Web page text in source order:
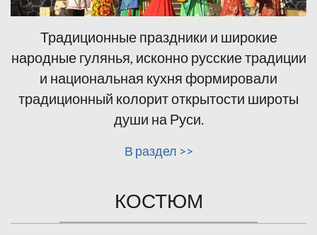
Традиционные праздники и широкие
народные гулянья, исконно русские традиции
и национальная кухня формировали
традиционный колорит открытости широты
души на Руси.
В раздел >>
КОСТЮМ